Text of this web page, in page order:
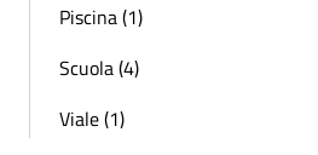
Piscina (1)
Scuola (4)
Viale (1)